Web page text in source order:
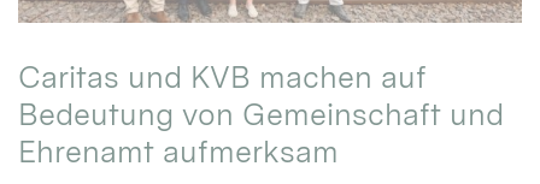
Caritas und KVB machen auf
Bedeutung von Gemeinschaft und
Ehrenamt aufmerksam